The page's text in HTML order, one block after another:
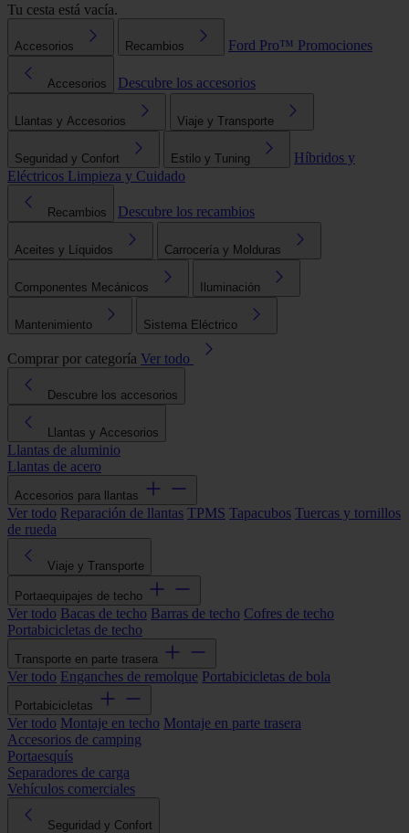
Tu cesta está vacía.
Accesorios Recambios Ford Pro™ Promociones
Accesorios Descubre los accesorios
Llantas y Accesorios Viaje y Transporte
Seguridad y Confort Estilo y Tuning
Híbridos y
Eléctricos Limpieza y Cuidado
Recambios Descubre los recambios
Aceites y Líquidos Carrocería y Molduras
Componentes Mecánicos Iluminación
Mantenimiento Sistema Eléctrico
Comprar por categoría Ver todo
Descubre los accesorios
Llantas y Accesorios
Llantas de aluminio
Llantas de acero
Accesorios para llantas
Ver todo Reparación de llantas TPMS Tapacubos Tuercas y tornillos
de rueda
Viaje y Transporte
Portaequipajes de techo
Ver todo Bacas de techo Barras de techo Cofres de techo
Portabicicletas de techo
Transporte en parte trasera
Ver todo Enganches de remolque Portabicicletas de bola
Portabicicletas
Ver todo Montaje en techo Montaje en parte trasera
Accesorios de camping
Portaesquís
Separadores de carga
Vehículos comerciales
Seguridad y Confort